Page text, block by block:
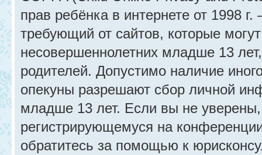
прав ребёнка в интернете от 1998
требующий от сайтов, которые
несовершеннолетних младше 13
родителей. Допустимо наличие
опекуны разрешают сбор личной
младше 13 лет. Если вы не
регистрирующемуся на
обратитесь за помощью к